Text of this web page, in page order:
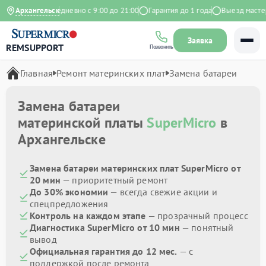
Архангельск
Яндекс Ежедневно с 9:00 до 21:00 Гарантия до 1 года Выезд мастера
REMSUPPORT Позвонить
Заявка
Главная Ремонт материнских плат Замена батареи
Замена батареи
материнской платы SuperMicro в
Архангельске
Замена батареи материнских плат SuperMicro от
20 мин — приоритетный ремонт
До 30% экономии — всегда свежие акции и
спецпредложения
Контроль на каждом этапе — прозрачный процесс
Диагностика SuperMicro от 10 мин — понятный
вывод
Официальная гарантия до 12 мес. — с
поддержкой после ремонта